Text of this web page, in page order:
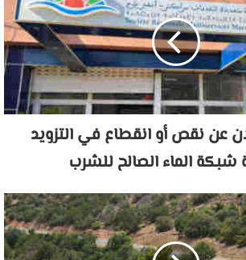
عن نقص أو انقطاع في التزويد
شبكة الماء الصالح للشرب